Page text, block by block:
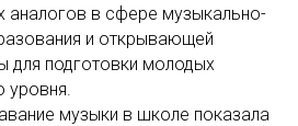
аналогов в сфере музыкально-
и открывающей
для подготовки молодых
уровня.
музыки в школе показала